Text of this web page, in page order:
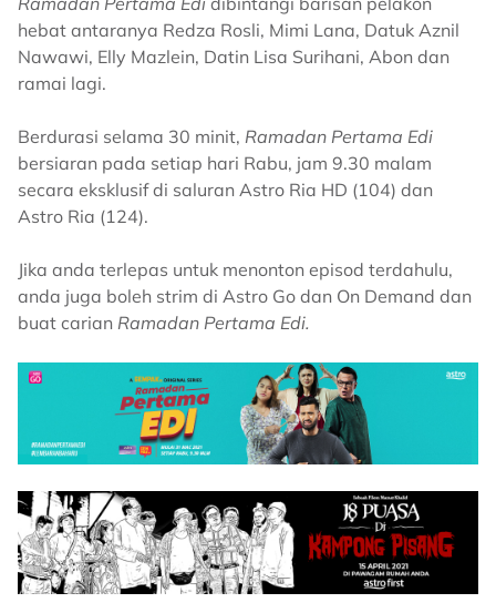
hebat antaranya Redza Rosli, Mimi Lana, Datuk Aznil
Nawawi, Elly Mazlein, Datin Lisa Surihani, Abon dan
ramai lagi.
Berdurasi selama 30 minit, Ramadan Pertama Edi
bersiaran pada setiap hari Rabu, jam 9.30 malam
secara eksklusif di saluran Astro Ria HD (104) dan
Astro Ria (124).
Jika anda terlepas untuk menonton episod terdahulu,
anda juga boleh strim di Astro Go dan On Demand dan
buat carian Ramadan Pertama Edi.